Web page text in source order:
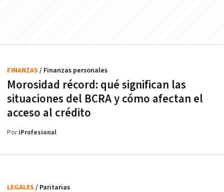
Morosidad récord: qué significan las
situaciones del BCRA y cómo afectan el
acceso al crédito
FINANZAS / Finanzas personales
PoriProfesional
LEGALES / Paritarias